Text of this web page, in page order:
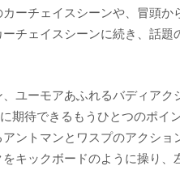
ーチェイスシーンや、冒頭
チェイスシーンに続き、話
ユーモアあふれるバディアク
期待できるもうひとつのポイ
ントマンとワスプのアクシ
キックボードのように操り